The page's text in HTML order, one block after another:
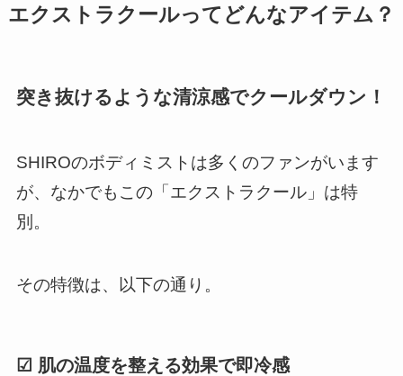
エクストラクールってどんなアイテム？
突き抜けるような清涼感でクールダウン！
SHIROのボディミストは多くのファンがいます
が、なかでもこの「エクストラクール」は特
別。
その特徴は、以下の通り。
☑ 肌の温度を整える効果で即冷感